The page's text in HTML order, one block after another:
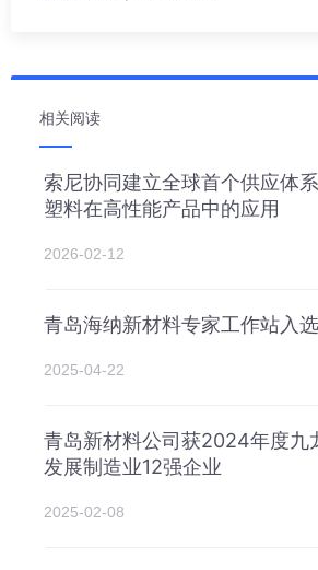
相关阅读
索尼协同建立全球首个供应体
塑料在高性能产品中的应用
2026-02-12
青岛海纳新材料专家工作站入
2025-04-22
青岛新材料公司获2024年度九
发展制造业12强企业
2025-02-08